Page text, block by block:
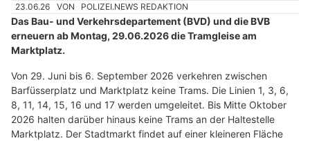
23.06.26 VON POLIZEI.NEWS REDAKTION
Das Bau- und Verkehrsdepartement (BVD) und die BVB
erneuern ab Montag, 29.06.2026 die Tramgleise am
Marktplatz.
Von 29. Juni bis 6. September 2026 verkehren zwischen
Barfüsserplatz und Marktplatz keine Trams. Die Linien 1, 3, 6,
8, 11, 14, 15, 16 und 17 werden umgeleitet. Bis Mitte Oktober
2026 halten darüber hinaus keine Trams an der Haltestelle
Marktplatz. Der Stadtmarkt findet auf einer kleineren Fläche